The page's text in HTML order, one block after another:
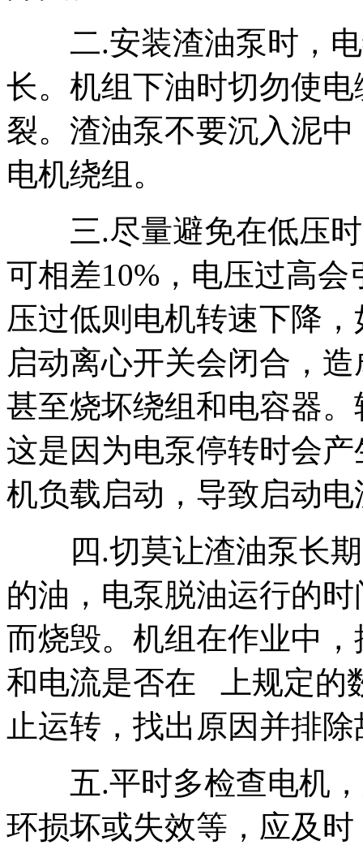
二.安装渣油泵时，电
长。机组下油时切勿使
裂。渣油泵不要沉入泥
电机绕组。
三.尽量避免在低压时
可相差10%，电压过高
压过低则电机转速下降
启动离心开关会闭合，
甚至烧坏绕组和电容器
这是因为电泵停转时会
机负载启动，导致启动
四.切莫让渣油泵长期
的油，电泵脱油运行的
而烧毁。机组在作业中
和电流是否在 上规定的
止运转，找出原因并排
五.平时多检查电机，
环损坏或失效等，应及